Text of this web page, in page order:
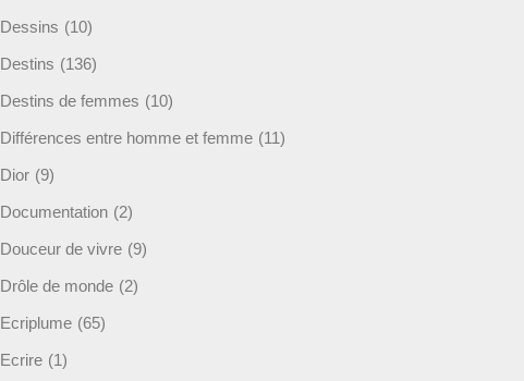
Dessins (10)
Destins (136)
Destins de femmes (10)
Différences entre homme et femme (11)
Dior (9)
Documentation (2)
Douceur de vivre (9)
Drôle de monde (2)
Ecriplume (65)
Ecrire (1)